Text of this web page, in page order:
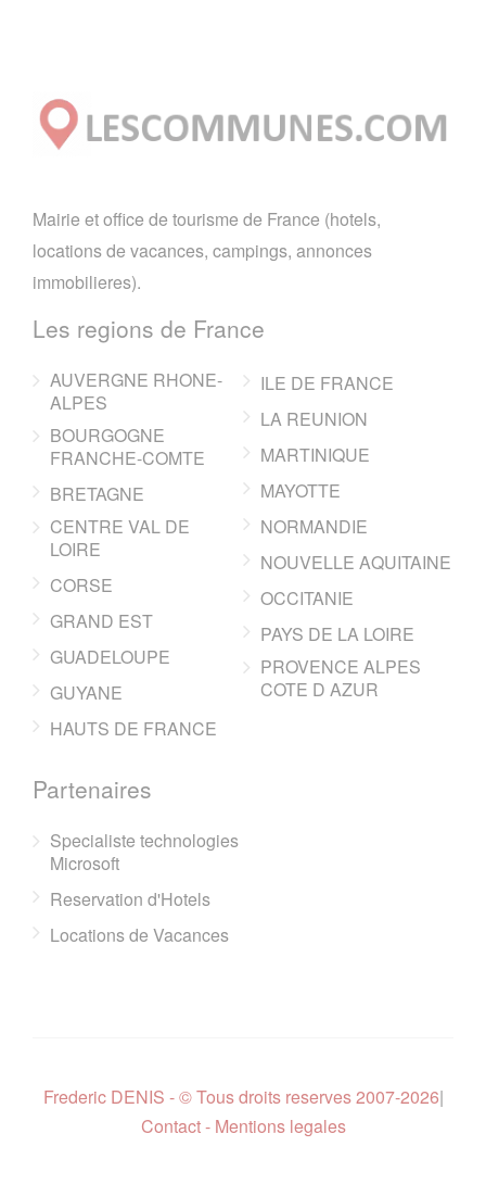
Mairie et office de tourisme de France (hotels,
locations de vacances, campings, annonces
immobilieres).
Les regions de France
AUVERGNE RHONE-
ALPES
BOURGOGNE
FRANCHE-COMTE
BRETAGNE
CENTRE VAL DE
LOIRE
CORSE
GRAND EST
GUADELOUPE
GUYANE
HAUTS DE FRANCE
ILE DE FRANCE
LA REUNION
MARTINIQUE
MAYOTTE
NORMANDIE
NOUVELLE AQUITAINE
OCCITANIE
PAYS DE LA LOIRE
PROVENCE ALPES
COTE D AZUR
Partenaires
Specialiste technologies
Microsoft
Reservation d'Hotels
Locations de Vacances
Frederic DENIS - © Tous droits reserves 2007-2026|
Contact - Mentions legales